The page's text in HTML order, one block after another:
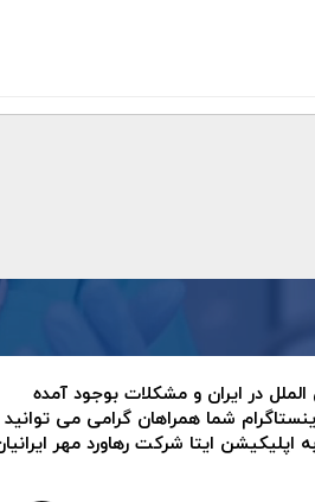
در ایران و مشکلات بوجود آمده
شما همراهان گرامی می
ایتا شرکت رهاورد مهر